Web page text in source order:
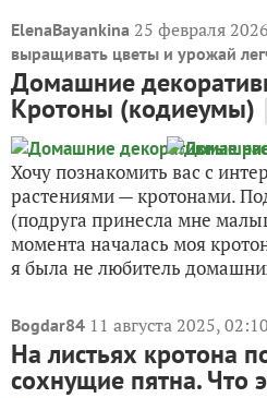
ElenaBayankina 25 февраля
выращивать цветы и урожай
Домашние
Кротоны (кодиеумы)
Хочу познакомить вас с
растениями — кротонами.
(подруга принесла мне
момента началась моя
я была не любитель
Bogdar84 11 августа 2025, 02:10
На листьях кротона
сохнущие пятна. Что